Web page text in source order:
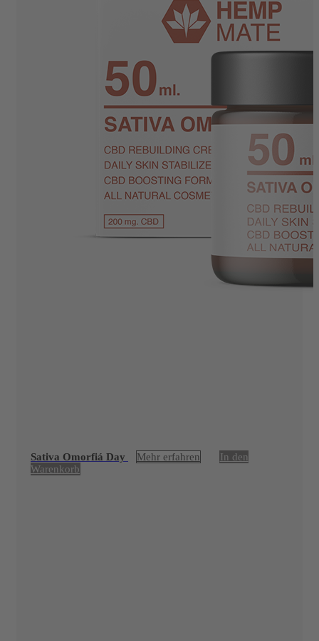
Sativa Omorfiá Day Mehr erfahren
In den
Warenkorb